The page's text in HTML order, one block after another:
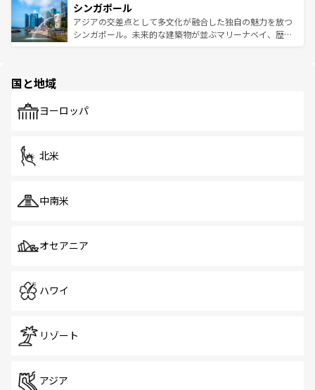
参照してほしい。
激する。気候は一年中温暖で、どの季節にも異なる楽しみ
が待っている。親しみやすいタイの人々、仏教を中心とし
た文化、そして多様な観光資源が、訪れる旅人を魅了し続
み、どこを訪れても感動するはず。観光スポットが密集し
ており、効率よく見どころを回れるのも魅力。息をのむよ
うな絶景から文化的な体験まで、香港を存分に楽しみ尽く
シンガポール
アジアの交差点として多文化が融合した独自の魅力を放つ
シンガポール。未来的な建築物が並ぶマリーナベイ、歴史
で、ホーカーズは地元の風情を楽しめる外せないスポット
国と地域
ヨーロッパ
北米
中南米
オセアニア
ハワイ
リゾート
アジア